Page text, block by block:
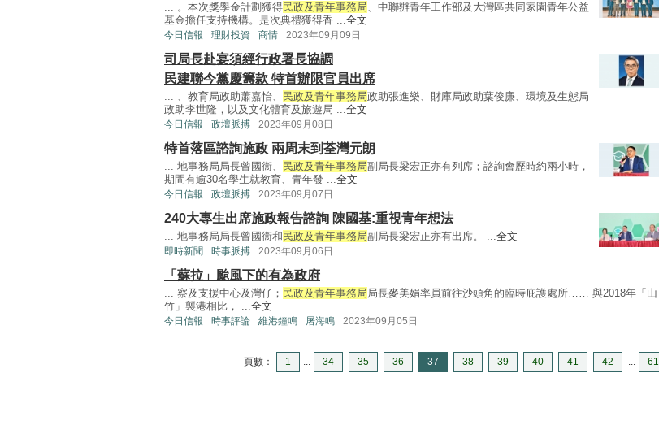
... 。本次獎學金計劃獲得民政及青年事務局、中聯辦青年工作部及大灣區共同家園青年公益
基金擔任支持機構。是次典禮獲得香 ...全文
今日信報 理財投資 商情 2023年09月09日
司局長赴宴須經行政署長協調
民建聯今黨慶籌款 特首辦限官員出席
... 、教育局政助蕭嘉怡、 民政及青年事務局政助張進樂、財庫局政助葉俊廉、環境及生態局
政助李世隆，以及文化體育及旅遊局 ...全文
今日信報 政壇脈搏 2023年09月08日
特首落區諮詢施政 兩周末到荃灣元朗
... 地事務局局長曾國衞、 民政及青年事務局副局長梁宏正亦有列席；諮詢會歷時約兩小時，
期間有逾30名學生就教育、青年發 ...全文
今日信報 政壇脈搏 2023年09月07日
240大專生出席施政報告諮詢 陳國基:重視青年想法
... 地事務局局長曾國衞和 民政及青年事務局副局長梁宏正亦有出席。 ...全文
即時新聞 時事脈搏 2023年09月06日
「蘇拉」颱風下的有為政府
... 察及支援中心及灣仔； 民政及青年事務局局長麥美娟率員前往沙頭角的臨時庇護處所…… 與2018年「山
竹」襲港相比， ...全文
今日信報 時事評論 維港鐘鳴 屠海鳴 2023年09月05日
頁數： 1 ... 34 35 36 37 38 39 40 41 42 ... 61